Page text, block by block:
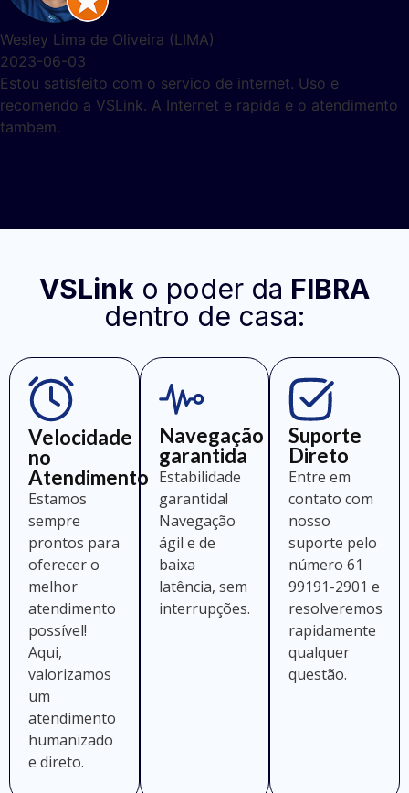
Oliveira (LIMA)
com o servico de internet. Uso e
A Internet e rapida e o atendimento
VSLink o poder da FIBRA
dentro de casa:
Velocidade
no
Atendimento
Estamos
sempre
prontos para
oferecer o
melhor
atendimento
possível!
Aqui,
valorizamos
um
atendimento
humanizado
e direto.
Navegação
garantida
Estabilidade
garantida!
Navegação
ágil e de
baixa
latência, sem
interrupções.
Suporte
Direto
Entre em
contato com
nosso
suporte pelo
número 61
99191-2901 e
resolveremos
rapidamente
qualquer
questão.